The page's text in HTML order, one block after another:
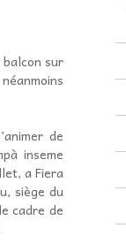
balcon sur
de
inseme
a Fiera
siège du
cadre de